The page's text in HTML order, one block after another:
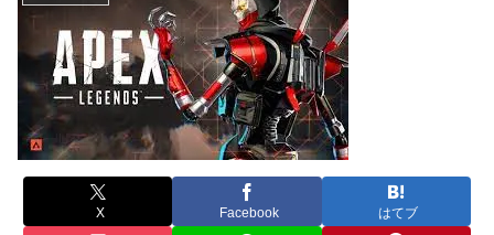
X Facebook はてブ